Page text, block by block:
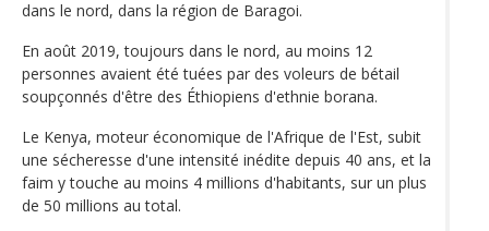
dans le nord, dans la région de Baragoi.
En août 2019, toujours dans le nord, au moins 12
personnes avaient été tuées par des voleurs de bétail
soupçonnés d'être des Éthiopiens d'ethnie borana.
Le Kenya, moteur économique de l'Afrique de l'Est, subit
une sécheresse d'une intensité inédite depuis 40 ans, et la
faim y touche au moins 4 millions d'habitants, sur un plus
de 50 millions au total.